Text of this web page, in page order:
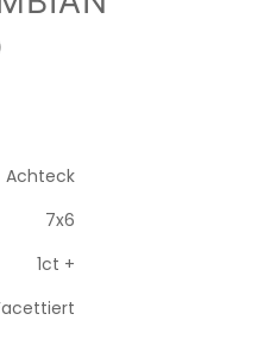
Achteck
7x6
1ct +